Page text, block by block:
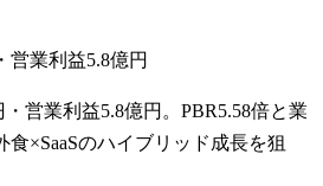
営業利益5.8億円
・営業利益5.8億円。PBR5.58倍と業
×SaaSのハイブリッド成長を狙